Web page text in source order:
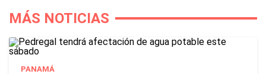
MÁS NOTICIAS
PANAMÁ